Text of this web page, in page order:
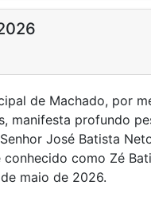
de Machado, por
manifesta profundo
José Batista
conhecido como Zé
maio de 2026.